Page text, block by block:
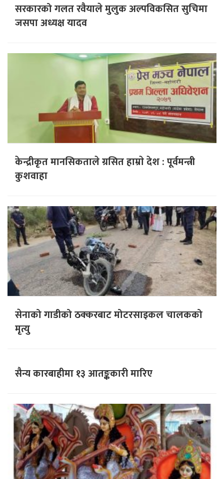
सरकारको गलत रवैयाले मुलुक अल्पविकसित सुचिमा
जसपा अध्यक्ष यादव
केन्द्रीकृत मानसिकताले ग्रसित हाम्राे देश : पूर्वमन्त्री
कुशवाहा
सेनाको गाडीको ठक्करबाट मोटरसाइकल चालकको
मृत्यु
सैन्य कारबाहीमा १३ आतङ्ककारी मारिए